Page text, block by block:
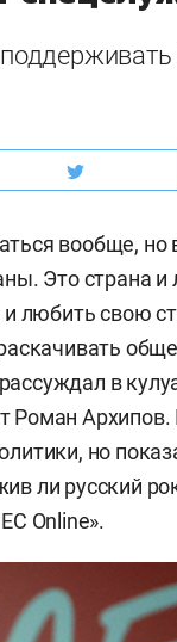
вообще, но
Это страна
любить свою
в
Роман Архипов.
но
ли русский
Online».